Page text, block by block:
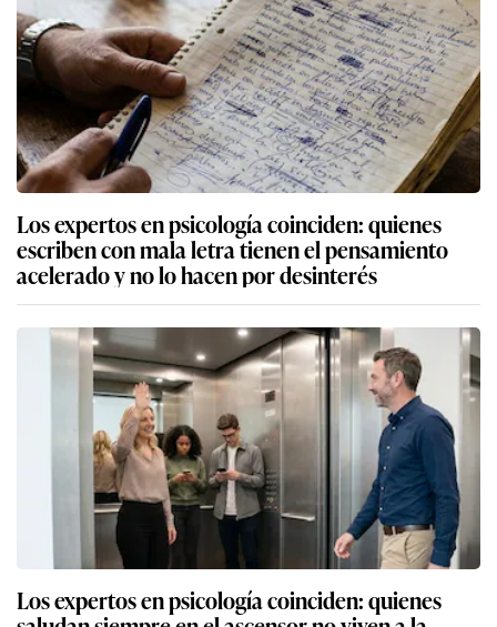
Los expertos en psicología coinciden: quienes
escriben con mala letra tienen el pensamiento
acelerado y no lo hacen por desinterés
Los expertos en psicología coinciden: quienes